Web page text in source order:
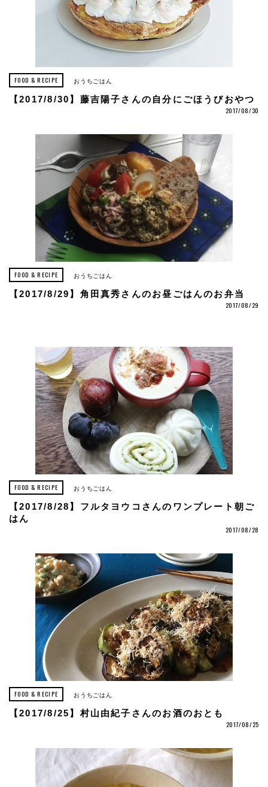
FOOD & RECIPE おうちごはん
【2017/8/30】藤吉陽子さんの自分にごほうびおやつ
2017/08/30
FOOD & RECIPE おうちごはん
【2017/8/29】角田真秀さんのお昼ごはんのお弁当
2017/08/29
FOOD & RECIPE おうちごはん
【2017/8/28】フルタヨウコさんのワンプレート朝ご
はん
2017/08/28
FOOD & RECIPE おうちごはん
【2017/8/25】村山由紀子さんのお酒のおとも
2017/08/25